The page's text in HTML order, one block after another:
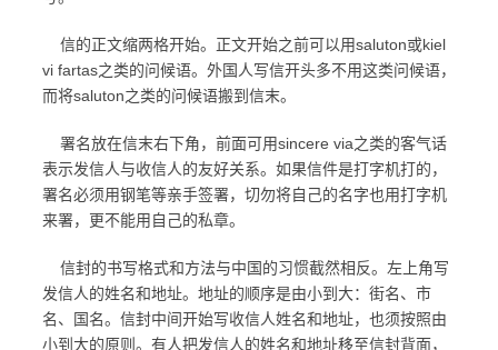
信的正文缩两格开始。正文开始之前可以用saluton或kiel
vi fartas之类的问候语。外国人写信开头多不用这类问候语，
而将saluton之类的问候语搬到信末。
署名放在信末右下角，前面可用sincere via之类的客气话
表示发信人与收信人的友好关系。如果信件是打字机打的，
署名必须用钢笔等亲手签署，切勿将自己的名字也用打字机
来署，更不能用自己的私章。
信封的书写格式和方法与中国的习惯截然相反。左上角写
发信人的姓名和地址。地址的顺序是由小到大：街名、市
名、国名。信封中间开始写收信人姓名和地址，也须按照由
小到大的原则。有人把发信人的姓名和地址移至信封背面，